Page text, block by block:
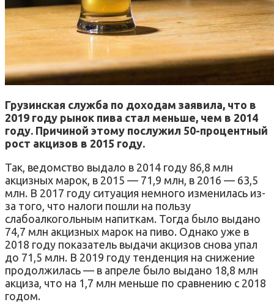
Грузинская служба по доходам заявила, что в
2019 году рынок пива стал меньше, чем в 2014
году. Причиной этому послужил 50-процентный
рост акцизов в 2015 году.
Так, ведомство выдало в 2014 году 86,8 млн
акцизных марок, в 2015 — 71,9 млн, в 2016 — 63,5
млн. В 2017 году ситуация немного изменилась из-
за того, что налоги пошли на пользу
слабоалкогольным напиткам. Тогда было выдано
74,7 млн акцизных марок на пиво. Однако уже в
2018 году показатель выдачи акцизов снова упал
до 71,5 млн. В 2019 году тенденция на снижение
продолжилась — в апреле было выдано 18,8 млн
акциза, что на 1,7 млн меньше по сравнению с 2018
годом.